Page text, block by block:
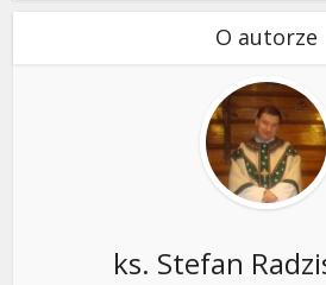
O autorze
ks. Stefan